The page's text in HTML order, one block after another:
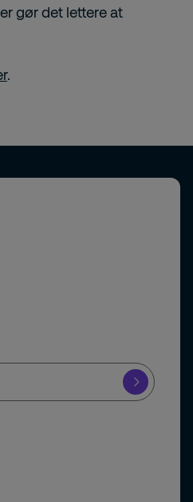
gør det lettere at
.